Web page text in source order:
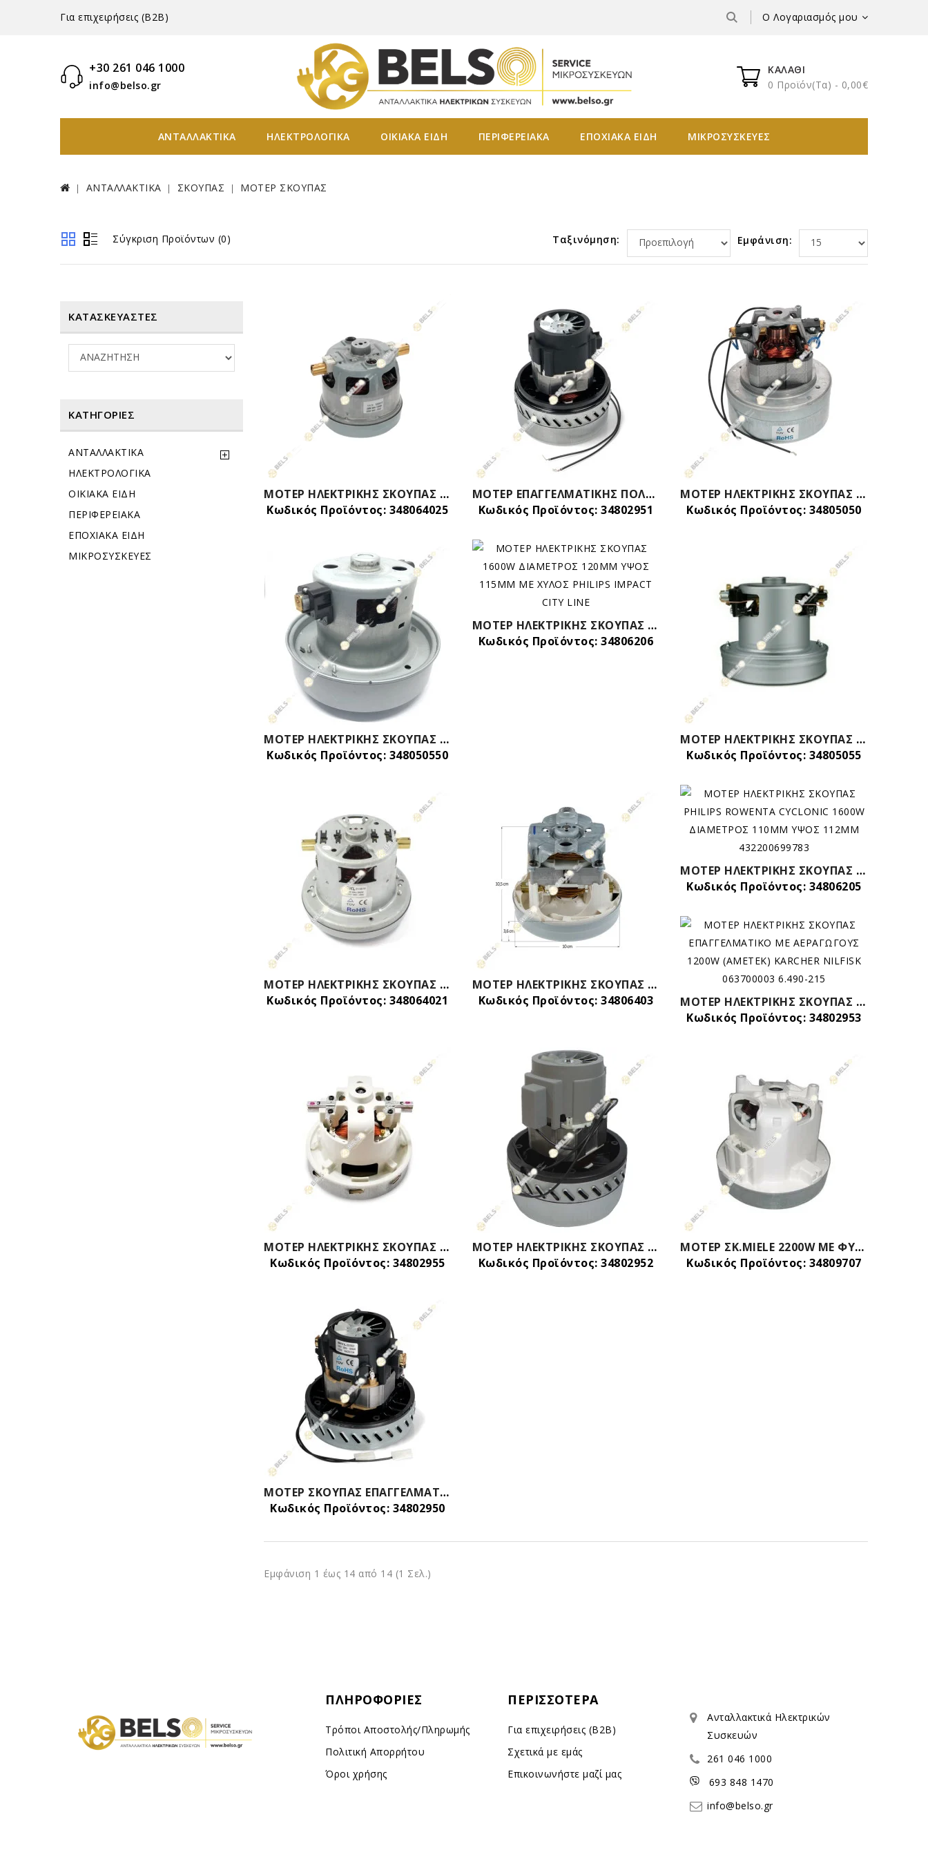
Ο Λογαριασμός μου
Για επιχειρήσεις (B2B)
+30 261 046 1000
info@belso.gr
ΚΑΛΆΘΙ
0 Προϊόν(τα) - 0,00€
ΑΝΤΑΛΛΑΚΤΙΚΑ ΗΛΕΚΤΡΟΛΟΓΙΚΑ ΟΙΚΙΑΚΑ ΕΙΔΗ ΠΕΡΙΦΕΡΕΙΑΚΑ ΕΠΟΧΙΑΚΑ ΕΙΔΗ ΜΙΚΡΟΣΥΣΚΕΥΕΣ
ΑΝΤΑΛΛΑΚΤΙΚΑ ΣΚΟΥΠΑΣ ΜΟΤΕΡ ΣΚΟΥΠΑΣ
Σύγκριση Προϊόντων (0) Ταξινόμηση: Εμφάνιση:
ΚΑΤΑΣΚΕΥΑΣΤΕΣ
ΚΑΤΗΓΟΡΊΕΣ
ΑΝΤΑΛΛΑΚΤΙΚΑ
ΗΛΕΚΤΡΟΛΟΓΙΚΑ
ΟΙΚΙΑΚΑ ΕΙΔΗ
ΠΕΡΙΦΕΡΕΙΑΚΑ
ΕΠΟΧΙΑΚΑ ΕΙΔΗ
ΜΙΚΡΟΣΥΣΚΕΥΕΣ
MOTEΡ ΗΛΕΚΤΡΙΚΗΣ ΣΚΟΥΠΑΣ BOSCH SIEMENS 1600W 00659548 00144226
Κωδικός Προϊόντος: 348064025
ΜΟΤΕΡ ΕΠΑΓΓΕΛΜΑΤΙΚΗΣ ΠΟΛΥΣΚΟΥΠΑΣ 1400w ΥΨΟΣ 16.8cm ΓΕΝΙΚΗΣ ΧΡΗΣΗΣ
Κωδικός Προϊόντος: 34802951
ΜΟΤΕΡ ΗΛΕΚΤΡΙΚΗΣ ΣΚΟΥΠΑΣ 1200w MIELE ΓΕΝΙΚΗΣ ΧΡΗΣΗΣ
Κωδικός Προϊόντος: 34805050
ΜΟΤΕΡ ΗΛΕΚΤΡΙΚΗΣ ΣΚΟΥΠΑΣ 1600W ΓΕΝΙΚΗΣ ΧΡΗΣΗΣ
Κωδικός Προϊόντος: 348050550
ΜΟΤΕΡ ΗΛΕΚΤΡΙΚΗΣ ΣΚΟΥΠΑΣ 1600W ΔΙΑΜΕΤΡΟΣ 120ΜΜ ΥΨΟΣ 115ΜΜ ME ΧΥΛΟΣ PHILIPS IMPACT CITY LINE
Κωδικός Προϊόντος: 34806206
ΜΟΤΕΡ ΗΛΕΚΤΡΙΚΗΣ ΣΚΟΥΠΑΣ 1800w SIEMENS BOSCH DELONGHI ΓΕΝΙΚΗΣ ΧΡΗΣΗΣ
Κωδικός Προϊόντος: 34805055
ΜΟΤΕΡ ΗΛΕΚΤΡΙΚΗΣ ΣΚΟΥΠΑΣ 2000W BOSCH SIEMENS 00654196 00483158
Κωδικός Προϊόντος: 348064021
ΜΟΤΕΡ ΗΛΕΚΤΡΙΚΗΣ ΣΚΟΥΠΑΣ BOSCH SIEMENS 700W 12005800 12010051
Κωδικός Προϊόντος: 34806403
ΜΟΤΕΡ ΗΛΕΚΤΡΙΚΗΣ ΣΚΟΥΠΑΣ PHILIPS ROWENTA CYCLONIC 1600W ΔΙΑΜΕΤΡΟΣ 110MM ΥΨΟΣ 112ΜΜ 432200699783
Κωδικός Προϊόντος: 34806205
ΜΟΤΕΡ ΗΛΕΚΤΡΙΚΗΣ ΣΚΟΥΠΑΣ ΕΠΑΓΓΕΛΜΑΤΙΚΟ ME AEΡΑΓΩΓΟΥΣ 1200W (ΑΜΕΤΕΚ) KARCHER NILFISK 063700003 6.490-215
Κωδικός Προϊόντος: 34802953
ΜΟΤΕΡ ΗΛΕΚΤΡΙΚΗΣ ΣΚΟΥΠΑΣ ΕΠΑΓΓΕΛΜΑΤΙΚΟ ME AEΡΑΓΩΓΟΥΣ 1300W (ΑΜΕΤΕΚ) KARCHER NILFISK 064200027 6110820033
Κωδικός Προϊόντος: 34802955
ΜΟΤΕΡ ΗΛΕΚΤΡΙΚΗΣ ΣΚΟΥΠΑΣ ΠΛΥΣΕΩΣ Φ144mm-Y 176mm DELONGHI PHILIPS ΓΕΝΙΚΗΣ ΧΡΗΣΗΣ
Κωδικός Προϊόντος: 34802952
ΜΟΤΕΡ ΣΚ.MIELE 2200W ΜΕ ΦΥΣΑ 4 ΕΠΑΦΩΝ 7890581
Κωδικός Προϊόντος: 34809707
ΜΟΤΕΡ ΣΚΟΥΠΑΣ ΕΠΑΓΓΕΛΜΑΤΙΚΗΣ ΠΛΥΣΕΩΣ 1200W Φ14Χ14Χ5
Κωδικός Προϊόντος: 34802950
Εμφάνιση 1 έως 14 από 14 (1 Σελ.)
ΠΛΗΡΟΦΟΡΊΕΣ
Τρόποι Αποστολής/Πληρωμής
Πολιτική Απορρήτου
Όροι χρήσης
ΠΕΡΙΣΣΌΤΕΡΑ
Για επιχειρήσεις (B2B)
Σχετικά με εμάς
Επικοινωνήστε μαζί μας
Ανταλλακτικά Ηλεκτρικών
Συσκευών
261 046 1000
693 848 1470
info@belso.gr